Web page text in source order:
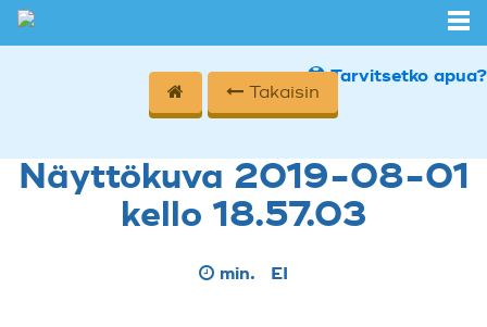
Tarvitsetko apua?
Takaisin
Näyttökuva 2019-08-01
kello 18.57.03
min. EI